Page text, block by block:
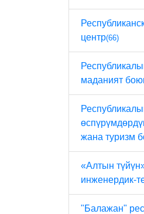
центр(66)
маданият
жана туризм
«Алтын
инженердик-
"Балажан"